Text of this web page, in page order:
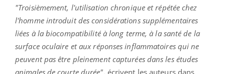
"Troisièmement, l'utilisation chronique et répétée chez
l'homme introduit des considérations supplémentaires
liées à la biocompatibilité à long terme, à la santé de la
surface oculaire et aux réponses inflammatoires qui ne
peuvent pas être pleinement capturées dans les études
animales de courte durée", écrivent les auteurs dans